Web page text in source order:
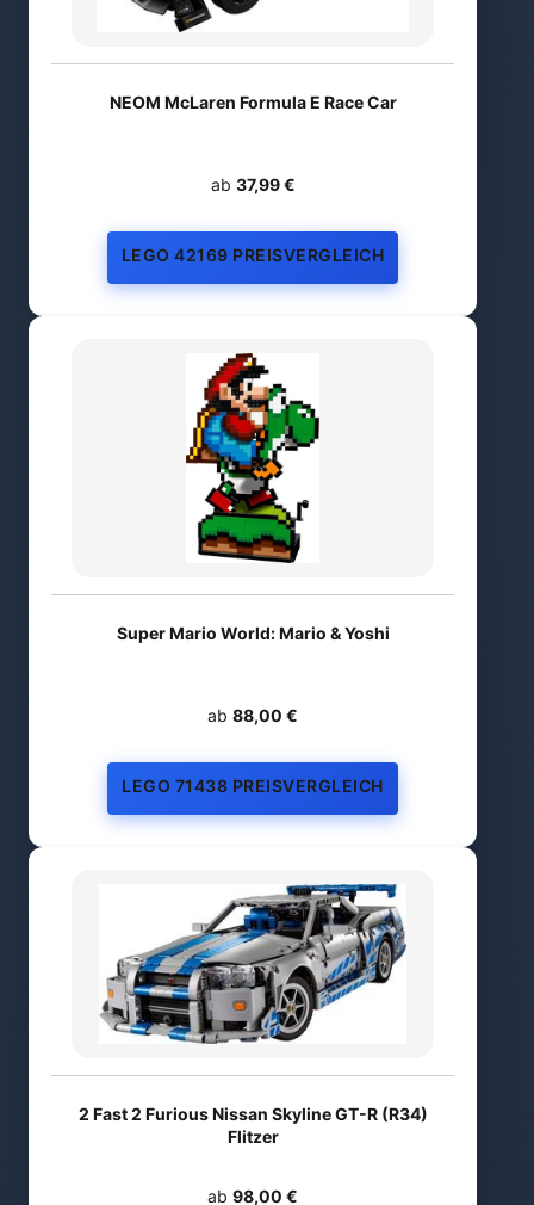
NEOM McLaren Formula E Race Car
ab 37,99 €
LEGO 42169 PREISVERGLEICH
Super Mario World: Mario & Yoshi
ab 88,00 €
LEGO 71438 PREISVERGLEICH
2 Fast 2 Furious Nissan Skyline GT-R (R34)
Flitzer
ab 98,00 €